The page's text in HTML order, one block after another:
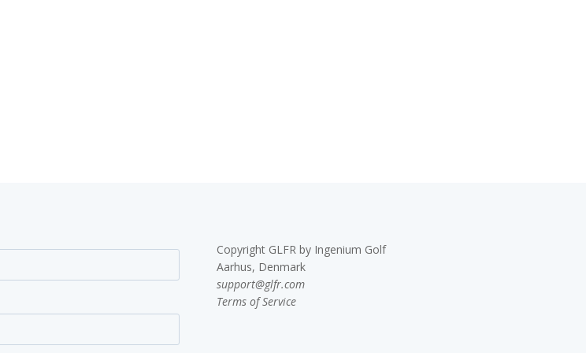
Copyright GLFR by Ingenium Golf
Aarhus, Denmark
support@glfr.com
Terms of Service